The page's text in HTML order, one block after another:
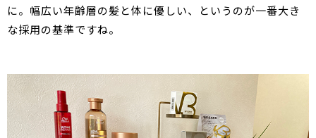
に。幅広い年齢層の髪と体に優しい、というのが一番大き
な採用の基準ですね。